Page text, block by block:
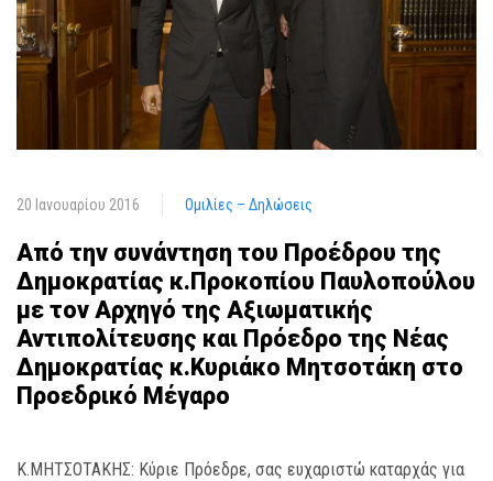
20 Ιανουαρίου 2016 Ομιλίες – Δηλώσεις
Από την συνάντηση του Προέδρου της
Δημοκρατίας κ.Προκοπίου Παυλοπούλου
με τον Αρχηγό της Αξιωματικής
Αντιπολίτευσης και Πρόεδρο της Νέας
Δημοκρατίας κ.Κυριάκο Μητσοτάκη στο
Προεδρικό Μέγαρο
Κ.ΜΗΤΣΟΤΑΚΗΣ: Κύριε Πρόεδρε, σας ευχαριστώ καταρχάς για